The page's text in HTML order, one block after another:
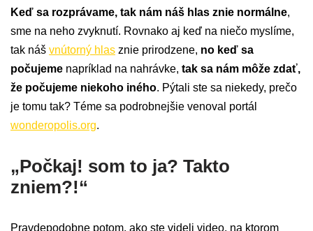
Keď sa rozprávame, tak nám náš hlas znie normálne,
sme na neho zvyknutí. Rovnako aj keď na niečo myslíme,
tak náš vnútorný hlas znie prirodzene, no keď sa
počujeme napríklad na nahrávke, tak sa nám môže zdať,
že počujeme niekoho iného. Pýtali ste sa niekedy, prečo
je tomu tak? Téme sa podrobnejšie venoval portál
wonderopolis.org.
„Počkaj! som to ja? Takto
zniem?!“
Pravdepodobne potom, ako ste videli video, na ktorom